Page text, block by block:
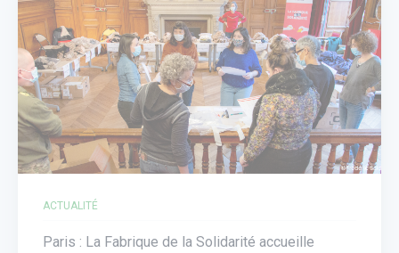
ACTUALITÉ
Paris : La Fabrique de la Solidarité accueille